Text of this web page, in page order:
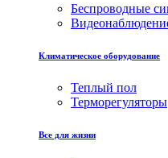
Беспроводные
Климатическое оборудование
Теплый пол
Терморегуляторы
Все для жизни